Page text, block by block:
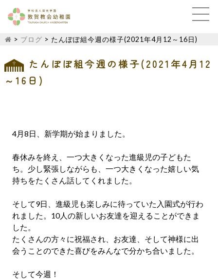
> ブログ > たんぽぽ組今週の様子(2021年4月12～16日)
たんぽぽ組今週の様子(2021年4月12
～16日)
4月8日、新学期が始まりました。
春休みを終え、一つ大きくなった進級児の子どもた
ち。少し緊張しながらも、一つ大きくなった嬉しい気
持ちをたくさん話してくれました。
そして9日、進級児も楽しみに待っていた入園式が行わ
れました。10人の新しいお友達を迎えることができま
した。
たくさんの方々に祝福され、お友達、そして神様に出
会うことのできた喜びをみんなで分かち合いました。
そして今週！